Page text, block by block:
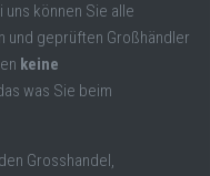
uns können Sie alle
und geprüften Großhändler
keine
was Sie beim
Grosshandel,